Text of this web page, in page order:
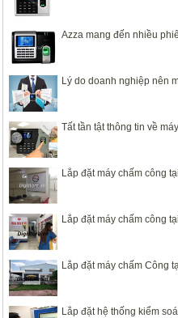
Azza mang đến nhiều
Lý do doanh nghiệp nên
Tất tần tật thông tin về
Lắp đặt máy chấm công
Lắp đặt máy chấm công
Lắp đặt máy chấm Công
Lắp đặt hệ thống kiểm